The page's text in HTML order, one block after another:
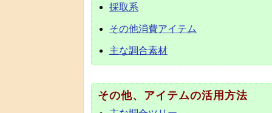
採取系
その他消費アイテム
主な調合素材
その他、アイテムの活用方法